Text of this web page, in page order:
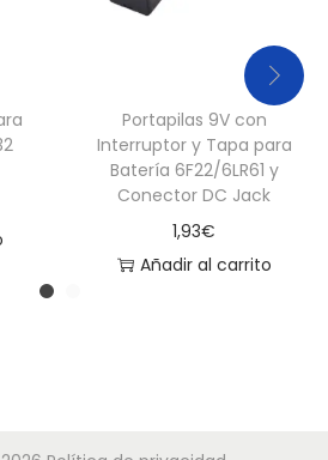
Portapilas 9V con
Interruptor y Tapa para
Batería 6F22/6LR61 y
Conector DC Jack
1,93€
Añadir al carrito